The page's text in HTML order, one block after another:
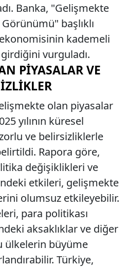
Banka, "Gelişmekte
başlıklı
kademeli
vurguladı.
PIYASALAR VE
olan piyasalar
yılının küresel
ve belirsizliklerle
Rapora göre,
değişiklikleri ve
etkileri, gelişmekte
olumsuz etkileyebilir.
para politikası
aksaklıklar ve diğer
ülkelerin büyüme
Türkiye,